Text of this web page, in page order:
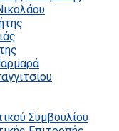
Συμβουλίου